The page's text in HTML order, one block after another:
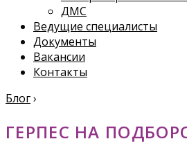
ДМС
Ведущие специалисты
Документы
Вакансии
Контакты
Блог›
ГЕРПЕС НА